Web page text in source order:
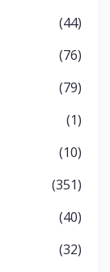
(44)
(76)
(79)
(1)
(10)
(351)
(40)
(32)